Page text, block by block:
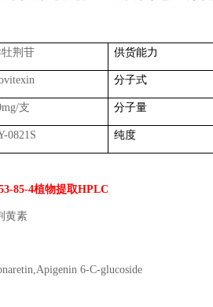
荆苷 供货能力
分子式
支 分子量
0821S 纯度
85-4植物提取HPLC
黄素
6-C-glucoside